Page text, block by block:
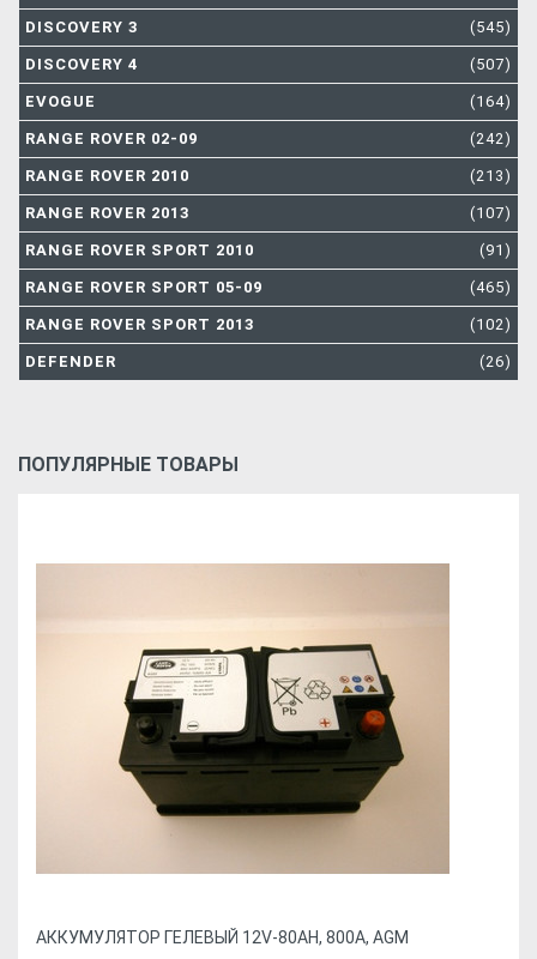
DISCOVERY 3 (545)
DISCOVERY 4 (507)
EVOGUE (164)
RANGE ROVER 02-09 (242)
RANGE ROVER 2010 (213)
RANGE ROVER 2013 (107)
RANGE ROVER SPORT 2010 (91)
RANGE ROVER SPORT 05-09 (465)
RANGE ROVER SPORT 2013 (102)
DEFENDER (26)
ПОПУЛЯРНЫЕ ТОВАРЫ
АККУМУЛЯТОР ГЕЛЕВЫЙ 12V-80AH, 800A, AGM